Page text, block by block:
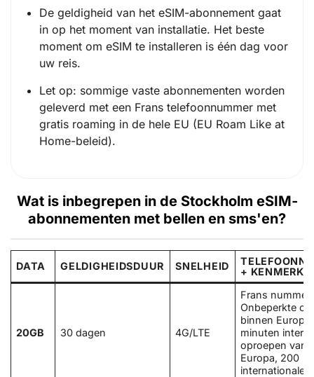
De geldigheid van het eSIM-abonnement gaat
in op het moment van installatie. Het beste
moment om eSIM te installeren is één dag voor
uw reis.
Let op: sommige vaste abonnementen worden
geleverd met een Frans telefoonnummer met
gratis roaming in de hele EU (EU Roam Like at
Home-beleid).
Wat is inbegrepen in de Stockholm eSIM-
abonnementen met bellen en sms'en?
DATA GELDIGHEIDSDUUR SNELHEID
+
20GB 30 dagen 4G/LTE
Frans nummer
Onbeperkte
binnen
minuten
oproepen
Europa, 200
internationale